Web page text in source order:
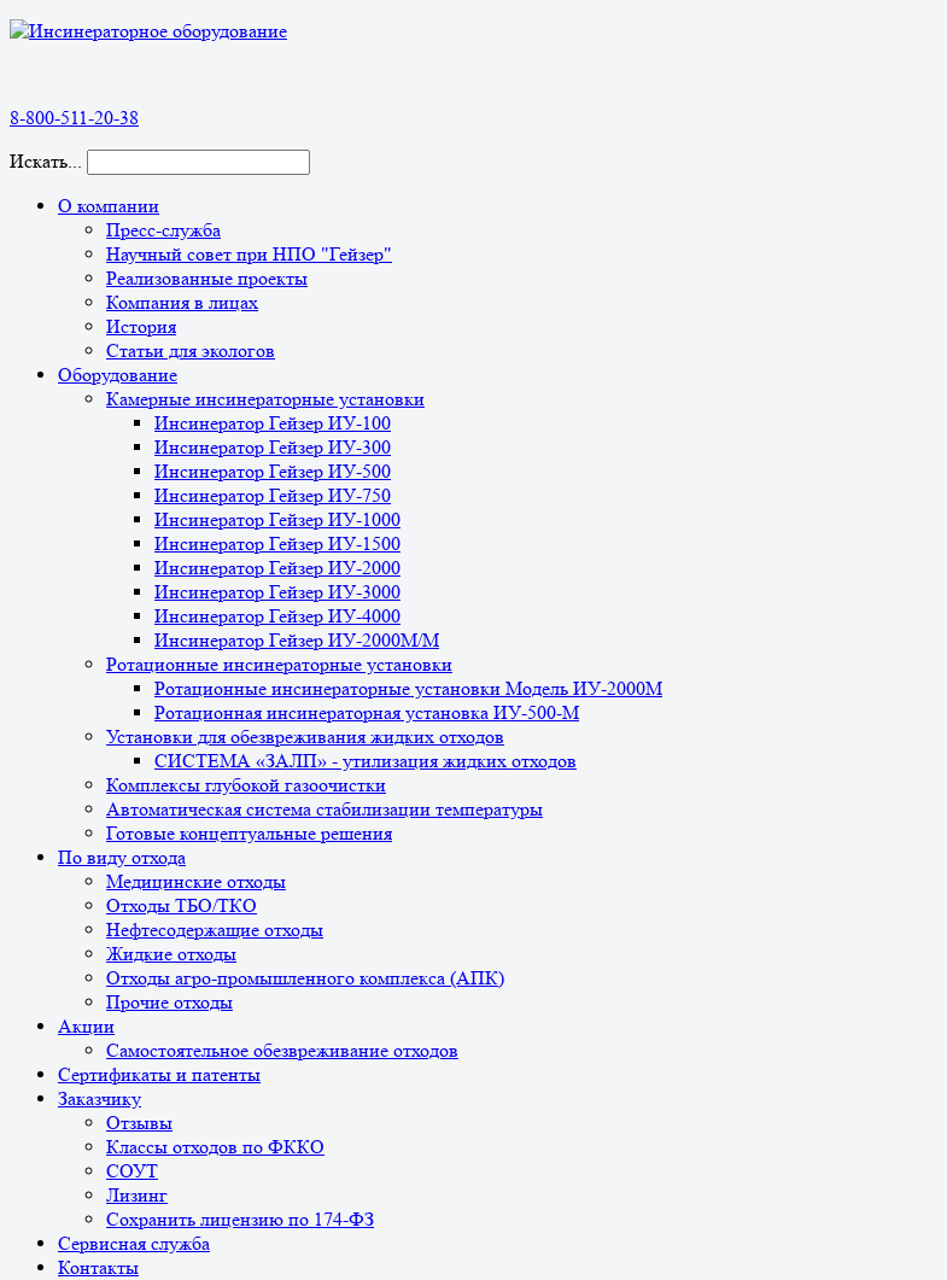
8-800-511-20-38
Искать...
О компании
Пресс-служба
Научный совет при НПО "Гейзер"
Реализованные проекты
Компания в лицах
История
Статьи для экологов
Оборудование
Камерные инсинераторные установки
Инсинератор Гейзер ИУ-100
Инсинератор Гейзер ИУ-300
Инсинератор Гейзер ИУ-500
Инсинератор Гейзер ИУ-750
Инсинератор Гейзер ИУ-1000
Инсинератор Гейзер ИУ-1500
Инсинератор Гейзер ИУ-2000
Инсинератор Гейзер ИУ-3000
Инсинератор Гейзер ИУ-4000
Инсинератор Гейзер ИУ-2000М/М
Ротационные инсинераторные установки
Ротационные инсинераторные установки Модель ИУ-2000М
Ротационная инсинераторная установка ИУ-500-М
Установки для обезвреживания жидких отходов
СИСТЕМА «ЗАЛП» - утилизация жидких отходов
Комплексы глубокой газоочистки
Автоматическая система стабилизации температуры
Готовые концептуальные решения
По виду отхода
Медицинские отходы
Отходы ТБО/ТКО
Нефтесодержащие отходы
Жидкие отходы
Отходы агро-промышленного комплекса (АПК)
Прочие отходы
Акции
Самостоятельное обезвреживание отходов
Сертификаты и патенты
Заказчику
Отзывы
Классы отходов по ФККО
СОУТ
Лизинг
Сохранить лицензию по 174-ФЗ
Сервисная служба
Контакты